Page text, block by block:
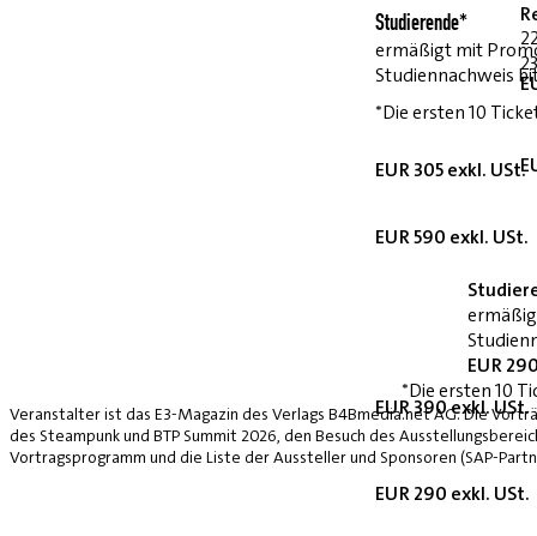
Studierende*
ermäßigt mit
Studiennachweis
*Die ersten 10
EUR 305 exkl. USt.
EUR 590 exkl. USt.
EUR 390 exkl. USt.
EUR 290 exkl. USt.
EUR
*Die ersten 10
Veranstalter ist das E3-Magazin des Verlags B4Bmedia.net AG. Die
des Steampunk und BTP Summit 2026, den Besuch des
Vortragsprogramm und die Liste der Aussteller und Sponsoren (SAP-